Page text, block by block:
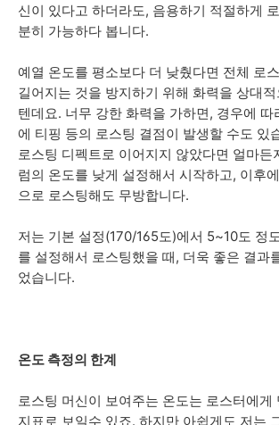
신이 있다고 하더라도, 음용하기 적절하게
분히 가능하다 봅니다.
예열 온도를 평소보다 더 낮췄다면 전체 로
길어지는 것을 방지하기 위해 화력을 상대
텐데요. 너무 강한 화력을 가하면, 경우에 따
에 티핑 등의 로스팅 결점이 발생할 수도 있
로스팅 디펙트로 이어지지 않았다면 얼마든
럼의 온도를 낮게 설정해서 시작하고, 이후
으로 로스팅해도 무방합니다.
저는 기본 설정(170/165도)에서 5~10도 정
를 설정해서 로스팅했을 때, 더욱 좋은 결과
었습니다.
온도 측정의 한계
로스팅 머신이 보여주는 온도는 로스터에게
지표로 보일수 있죠. 하지만 아쉽게도 저는